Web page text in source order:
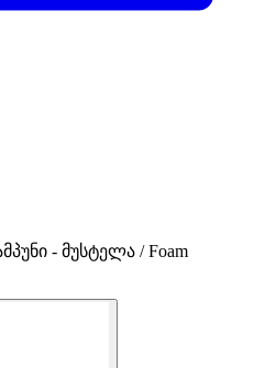
- მუსტელა / Foam